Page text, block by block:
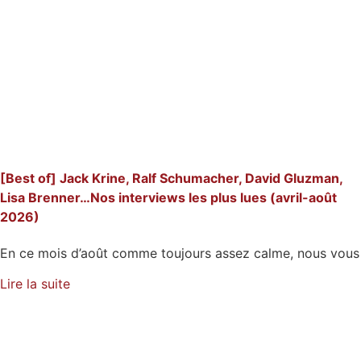
[Best of] Jack Krine, Ralf Schumacher, David Gluzman,
Lisa Brenner…Nos interviews les plus lues (avril-août
2026)
En ce mois d’août comme toujours assez calme, nous vous
Lire la suite